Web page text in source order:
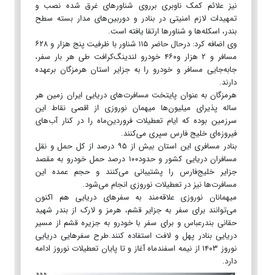
نیز علائم کمک ناوبری برروی شناورهای غرق شده نصب و
تمهیدات لازم امنیتی در بنادر و دوربین‌های مدار بسته سطح
بندر، اسکله‌ها و شناورها ارتقا یافته است.
وی اضافه کرد: درحال حاضر ۱۱۵ شناور با ظرفیت پنج هزار و ۶۲۸
مسافر و ۲ هزار و۴۶۰ خودرو لندینگ‌کرافت طی هر بار سفر،
جابه‌جایی مسافر و خودرو را به جزایر استان هرمزگان برعهده
دارند.
هرمزگان به عنوان پایتخت مسافرت‌های دریایی ایران زمین هر
ساله پذیرای میلیون‌ها میهمان نوروزی از اقصی نقاط این
سرزمین بوده که ایام تعطیلات فروردین‌ماه را در کنار آب‌های
فیروزه‌ای خلیج فارس سپری می‌کنند.
بنادر مسافری این استان بیش از ۹۵ درصد از کل حمل و نقل
مسافران دریایی کشور و حدود۱۰۰ درصد حمل خودرو به مقصد
جزایر خلیج‌فارس را پشتیبانی می‌کنند و حجم عمده این
مسافرت‌ها نیز در تعطیلات نوروزی انجام می‌شود.
میهمانان نوروزی علاقه‌مند به سفرهای دریایی هم اکنون
می‌توانند برای سفر به جزایر قشم، هرمز و لارک از بندر شهید
حقانی بندرعباس و برای سفر با خودرو به جزیره قشم از مسیر
دریایی بنادر پهل و لافت استفاده کنند.طرح سفرهایی دریایی
نوروز ۱۴۰۳ از نیمه اسفندماه آغاز و تا پایان تعطیلات نوروز ادامه
دارد.